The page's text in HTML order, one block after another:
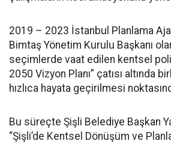
2019 – 2023 İstanbul Planlama
Bimtaş Yönetim Kurulu Başkanı
seçimlerde vaat edilen kentsel
2050 Vizyon Planı” çatısı altında
hızlıca hayata geçirilmesi
Bu süreçte Şişli Belediye Başkan
“Şişli’de Kentsel Dönüşüm ve